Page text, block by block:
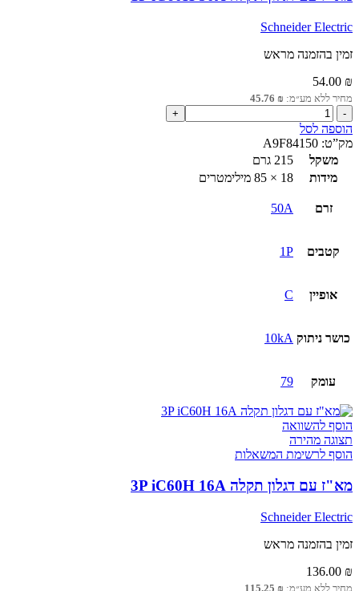
Schneider Electric
זמין בהזמנה מראש
54.00 ₪
מחיר ללא מע״מ: 45.76 ₪
כמות
של
מא"ז
עם
דגלון
תקלה
iC60H
הוספה לסל
מק”ט: A9F84150
משקל
215 גרם
מידות
18 × 85 מילימטרים
זרם 50A
קטבים 1P
אופיין C
כושר ניתוק 10kA
עומק 79
הוסף להשוואה
תצוגה מהירה
הוסף לרשימת המשאלות
מא"ז עם דגלון תקלה 3P iC60H 16A
Schneider Electric
זמין בהזמנה מראש
136.00 ₪
מחיר ללא מע״מ: 115.25 ₪